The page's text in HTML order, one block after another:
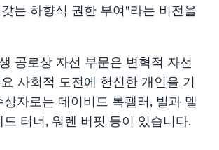
는 하향식 권한 부여"라는 비전을
공로상 자선 부문은 변혁적 자선
사회적 도전에 헌신한 개인을 기
상자로는 데이비드 록펠러, 빌과 멜
드 터너, 워렌 버핏 등이 있습니다.